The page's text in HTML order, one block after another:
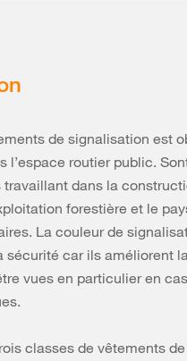
de signalisation est
l’espace routier public.
dans la
forestière et le
La couleur de
sécurité car ils améliorent
vues en particulier en
classes de vêtements